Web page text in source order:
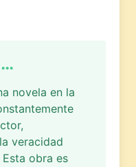
novela en la
veracidad
obra es